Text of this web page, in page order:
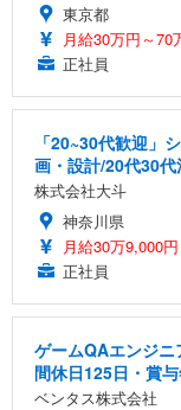
東京都
月給30万円～70
正社員
「20~30代歓迎」
画・設計/20代30代
株式会社大斗
神奈川県
月給30万9,000
正社員
ゲームQAエンジ
間休日125日・賞
ベンタス株式会社